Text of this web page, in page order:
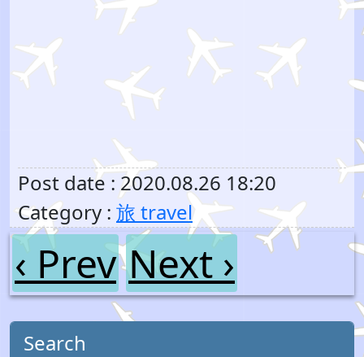
Post date : 2020.08.26 18:20
Category : 旅 travel
‹ Prev Next ›
Search